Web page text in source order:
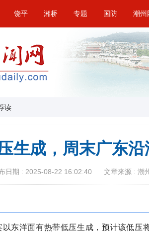
饶平 湘桥 专题 国防 潮州
读
生成，周末广东沿
日期 : 2025-08-22 16:02:40 文章来源 : 潮
东洋面有热带低压生成，预计该低压